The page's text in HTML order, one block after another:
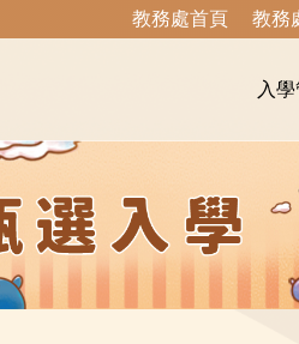
教務處首頁 教務
入